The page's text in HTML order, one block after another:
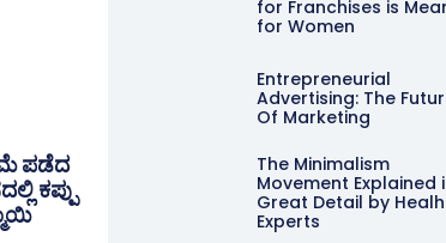
ಪಡೆದ
ಕಪ್ಪು
for Franchises is
for Women
Entrepreneurial
Advertising: The
Of Marketing
The Minimalism
Movement Explained
Great Detail by Healh
Experts